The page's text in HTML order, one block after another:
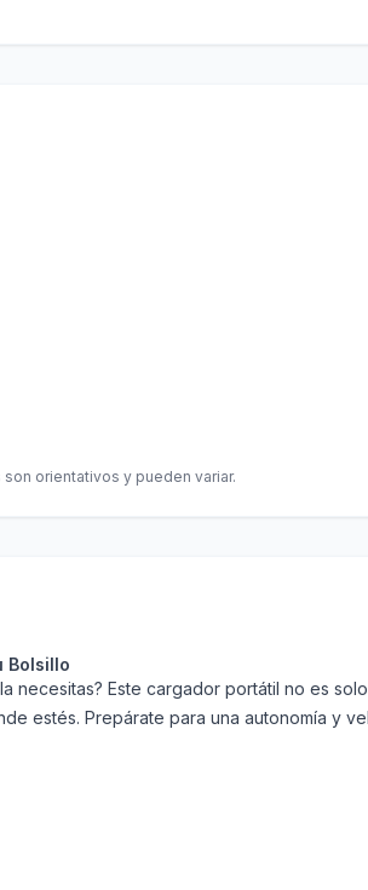
orientativos y pueden variar.
Bolsillo
Este cargador portátil no es
estés. Prepárate para una autonomía y